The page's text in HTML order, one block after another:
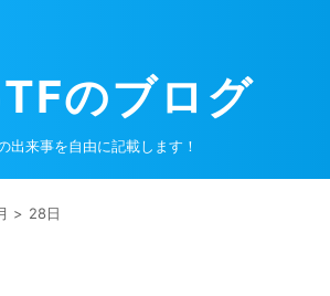
のブログ
出来事を自由に記載します！
> 28日